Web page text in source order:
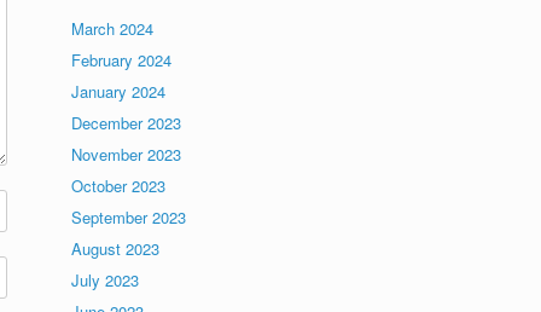
March 2024
February 2024
January 2024
December 2023
November 2023
October 2023
September 2023
August 2023
July 2023